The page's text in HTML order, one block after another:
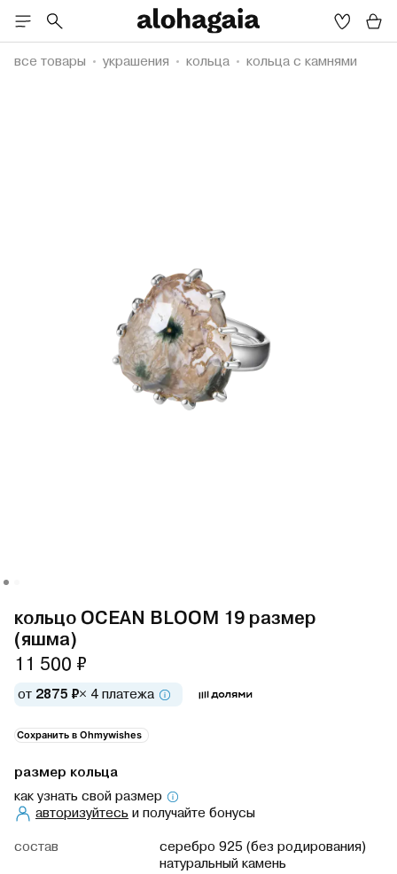
все товары украшения кольца кольца с камнями
кольцо OCEAN BLOOM 19 размер
(яшма)
11 500 ₽
от 2875 ₽× 4 платежа
Сохранить в Ohmywishes
размер кольца
как узнать свой размер
авторизуйтесьи получайте бонусы
cостав
серебро 925 (без родирования)
натуральный камень